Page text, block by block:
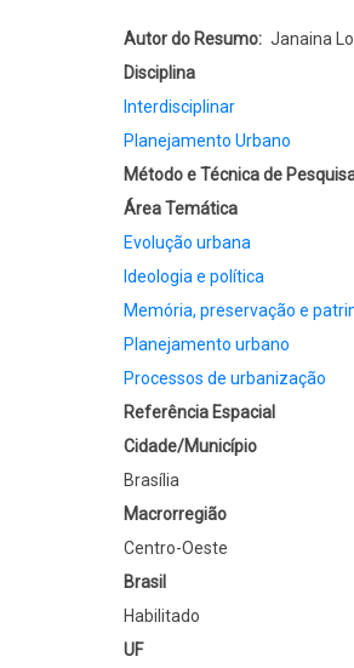
Autor do Resumo
Janaina
Disciplina
Interdisciplinar
Planejamento Urbano
Método e Técnica de
Área Temática
Evolução urbana
Ideologia e política
Memória, preservação e
Planejamento urbano
Processos de urbanização
Referência Espacial
Cidade/Município
Brasília
Macrorregião
Centro-Oeste
Brasil
Habilitado
UF